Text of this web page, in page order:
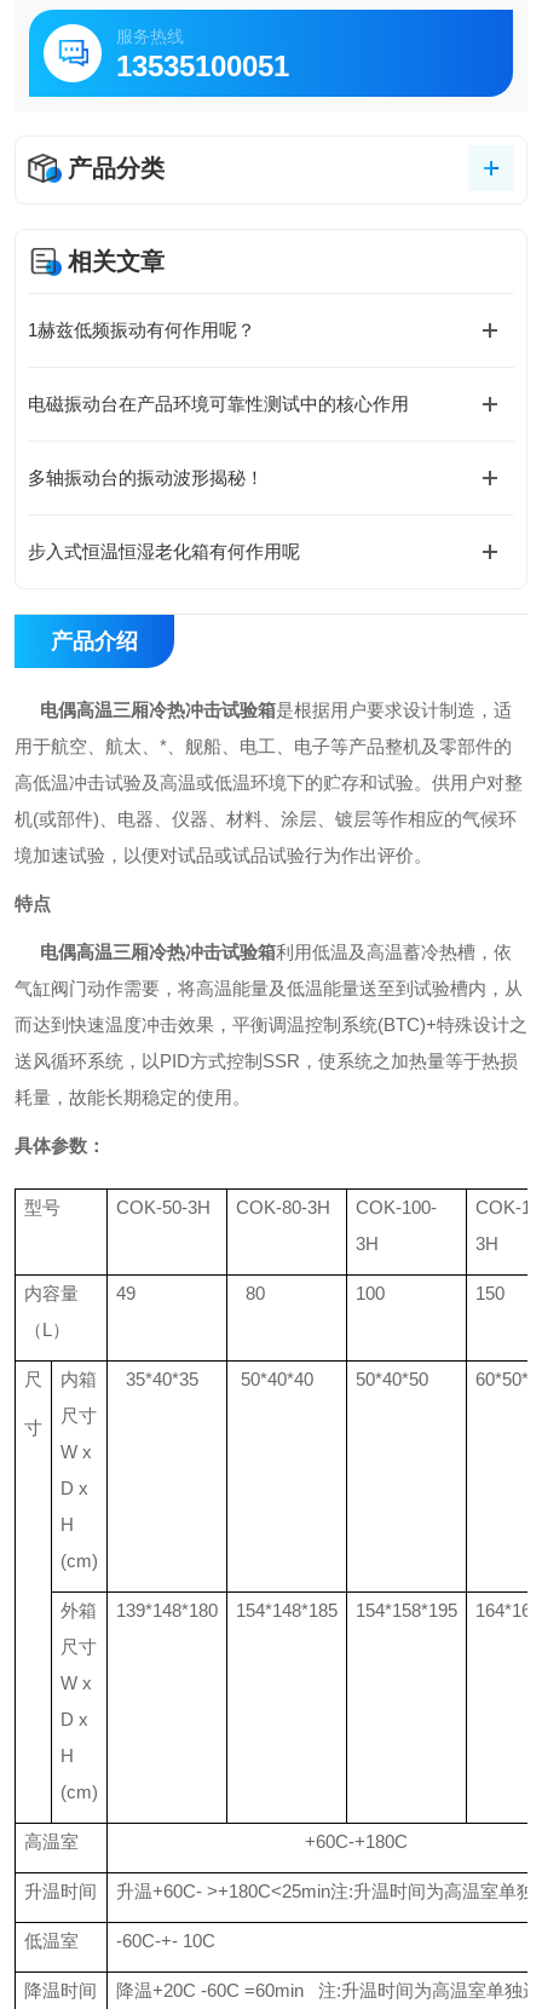
服务热线
13535100051
产品分类
相关文章
1赫兹低频振动有何作用呢？
电磁振动台在产品环境可靠性测试中的核心作用
多轴振动台的振动波形揭秘！
步入式恒温恒湿老化箱有何作用呢
产品介绍
电偶高温三厢冷热冲击试验箱是根据用户要求设计制造，适
用于航空、航太、*、舰船、电工、电子等产品整机及零部件的
高低温冲击试验及高温或低温环境下的贮存和试验。供用户对整
机(或部件) 、电器、仪器、材料、涂层、镀层等作相应的气候环
境加速试验，以便对试品或试品试验行为作出评价。
特点
电偶高温三厢冷热冲击试验箱利用低温及高温蓄冷热槽，依
气缸阀门动作需要，将高温能量及低温能量送至到试验槽内，从
而达到快速温度冲击效果，平衡调温控制系统(BTC)+特殊设计之
送风循环系统，以PID方式控制 SSR ，使系统之加热量等于热损
耗量，故能长期稳定的使用。
具体参数 ：
型号 COK-50-3H COK-80-3H
COK-100-
3H
COK-
3H
内容量
（L ）
49 80 100 150
尺
寸
内箱
尺寸
W x
D x
H
(cm)
35*40*35 50*40*40 50*40*50
外箱
尺寸
W x
D x
H
(cm)
139*148*180 154*148*185 154*158*195
高温室 +60C-+180C
升温时间 升温+60C- >+180C<25min注:升温时间为高温室单独
低温室 -60C-+- 10C
降温时间 降温+20C -60C =60min 注:升温时间为高温室单独